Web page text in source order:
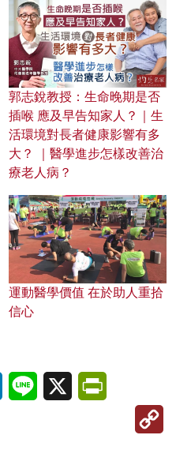
郭志銳教授：生命晚期是否
插喉 應及早告知家人？｜生
活環境對長者健康影響有多
大？ ｜醫學進步怎樣改善治
療老人病？
運動醫學價值 在於助人重拾
信心
LinkedInLine X